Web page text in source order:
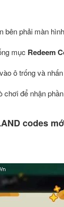
bên phải màn
mục Redeem
ô trống và nhấn
chơi để nhận
codes